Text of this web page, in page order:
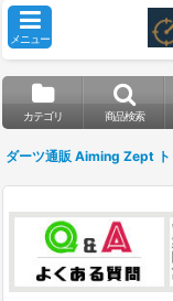
メニュー
カテゴリ 商品検索
ダーツ通販 Aiming Zept ト